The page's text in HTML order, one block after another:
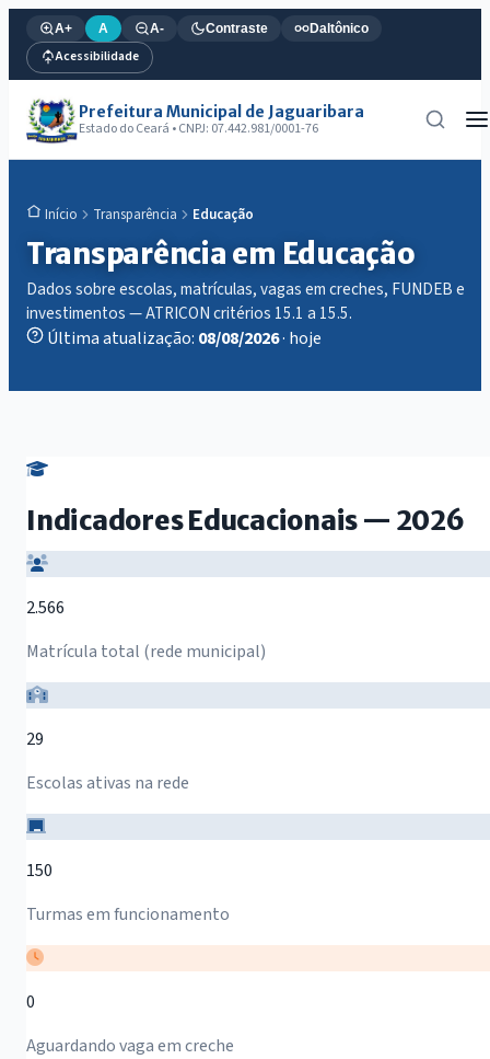
A+ A A- Contraste Daltônico
Acessibilidade
Prefeitura Municipal de Jaguaribara
Estado do Ceará • CNPJ: 07.442.981/0001-76
Início Transparência Educação
Transparência em Educação
Dados sobre escolas, matrículas, vagas em creches, FUNDEB e
investimentos — ATRICON critérios 15.1 a 15.5.
Última atualização: 08/08/2026· hoje
Indicadores Educacionais — 2026
2.566
Matrícula total (rede municipal)
29
Escolas ativas na rede
150
Turmas em funcionamento
0
Aguardando vaga em creche